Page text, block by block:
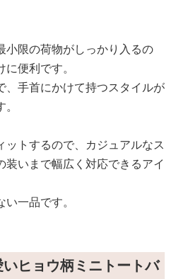
小限の荷物がしっかり入るの
便利です。
、手首にかけて持つスタイルが
トするので、カジュアルなス
装いまで幅広く対応できるアイ
一品です。
ヒョウ柄ミニトートバ